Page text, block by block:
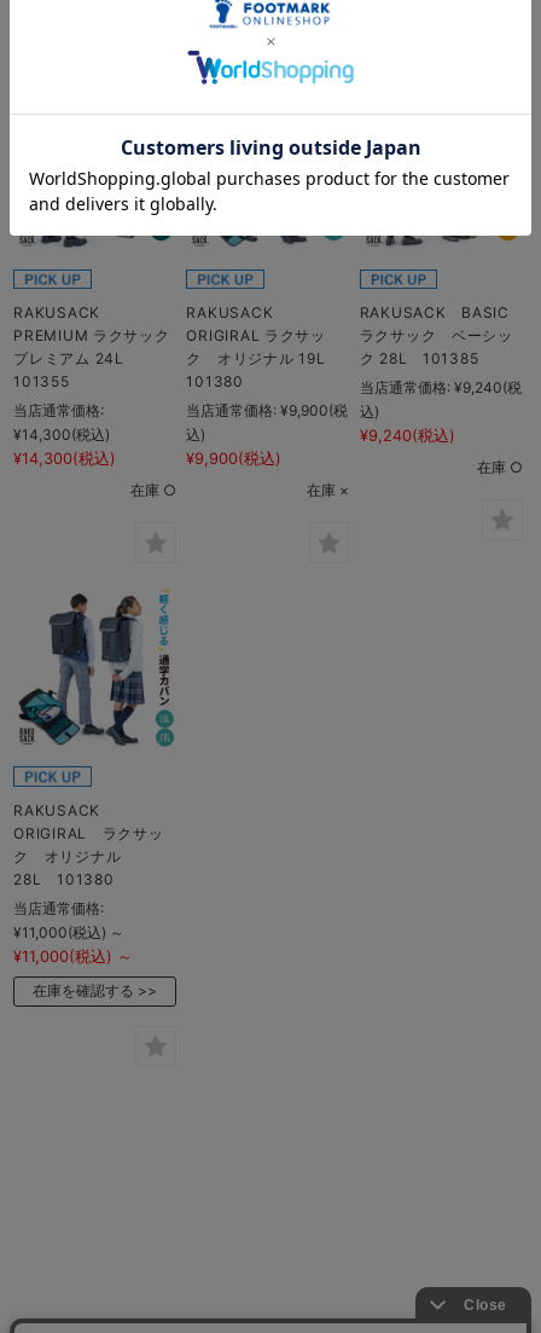
RAKUSACK
PREMIUM ラクサック
プレミアム 24L
101355
当店通常価格:
¥14,300(税込)
¥14,300(税込)
在庫 ○
RAKUSACK
ORIGIRAL ラクサッ
ク オリジナル 19L
101380
当店通常価格: ¥9,900(税
込)
¥9,900(税込)
在庫 ×
RAKUSACK BASIC
ラクサック ベーシッ
ク 28L 101385
当店通常価格: ¥9,240(税
込)
¥9,240(税込)
在庫 ○
RAKUSACK
ORIGIRAL ラクサッ
ク オリジナル
28L 101380
当店通常価格:
¥11,000(税込) ～
¥11,000(税込) ～
在庫を確認する